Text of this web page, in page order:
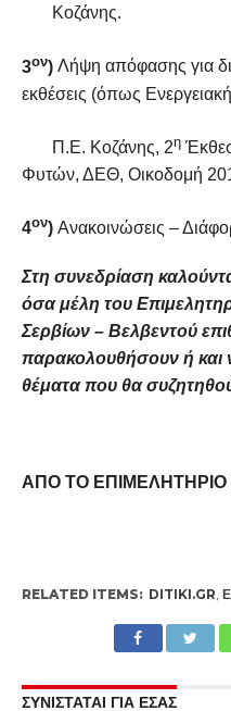
Κοζάνης.
3ον) Λήψη απόφασης για
εκθέσεις (όπως
Π.Ε. Κοζάνης, 2η
Φυτών, ΔΕΘ, Οικοδομή
4ον) Ανακοινώσεις –
Στη συνεδρίαση
όσα μέλη του
Σερβίων – Βελβεντού
παρακολουθήσουν ή και
θέματα που θα
ΑΠΟ ΤΟ
RELATED ITEMS: DITIKI.GR,
ΣΥΝΙΣΤΑΤΑΙ ΓΙΑ ΕΣΑΣ